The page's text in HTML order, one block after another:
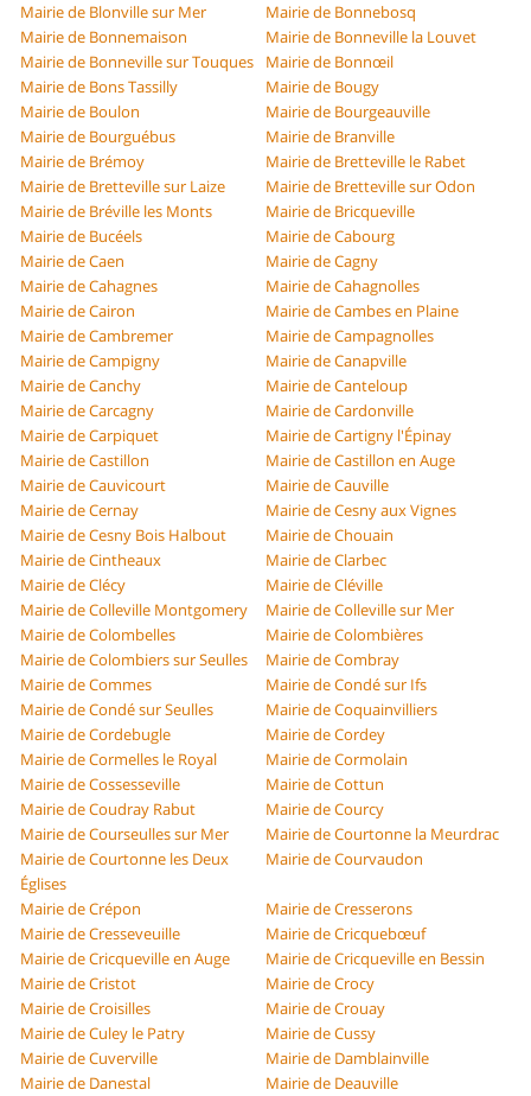
Mairie de Blonville sur Mer
Mairie de Bonnebosq
Mairie de Bonnemaison
Mairie de Bonneville la Louvet
Mairie de Bonneville sur Touques
Mairie de Bonnœil
Mairie de Bons Tassilly
Mairie de Bougy
Mairie de Boulon
Mairie de Bourgeauville
Mairie de Bourguébus
Mairie de Branville
Mairie de Brémoy
Mairie de Bretteville le Rabet
Mairie de Bretteville sur Laize
Mairie de Bretteville sur Odon
Mairie de Bréville les Monts
Mairie de Bricqueville
Mairie de Bucéels
Mairie de Cabourg
Mairie de Caen
Mairie de Cagny
Mairie de Cahagnes
Mairie de Cahagnolles
Mairie de Cairon
Mairie de Cambes en Plaine
Mairie de Cambremer
Mairie de Campagnolles
Mairie de Campigny
Mairie de Canapville
Mairie de Canchy
Mairie de Canteloup
Mairie de Carcagny
Mairie de Cardonville
Mairie de Carpiquet
Mairie de Cartigny l'Épinay
Mairie de Castillon
Mairie de Castillon en Auge
Mairie de Cauvicourt
Mairie de Cauville
Mairie de Cernay
Mairie de Cesny aux Vignes
Mairie de Cesny Bois Halbout
Mairie de Chouain
Mairie de Cintheaux
Mairie de Clarbec
Mairie de Clécy
Mairie de Cléville
Mairie de Colleville Montgomery
Mairie de Colleville sur Mer
Mairie de Colombelles
Mairie de Colombières
Mairie de Colombiers sur Seulles
Mairie de Combray
Mairie de Commes
Mairie de Condé sur Ifs
Mairie de Condé sur Seulles
Mairie de Coquainvilliers
Mairie de Cordebugle
Mairie de Cordey
Mairie de Cormelles le Royal
Mairie de Cormolain
Mairie de Cossesseville
Mairie de Cottun
Mairie de Coudray Rabut
Mairie de Courcy
Mairie de Courseulles sur Mer
Mairie de Courtonne la Meurdrac
Mairie de Courtonne les Deux
Églises
Mairie de Courvaudon
Mairie de Crépon
Mairie de Cresserons
Mairie de Cresseveuille
Mairie de Cricquebœuf
Mairie de Cricqueville en Auge
Mairie de Cricqueville en Bessin
Mairie de Cristot
Mairie de Crocy
Mairie de Croisilles
Mairie de Crouay
Mairie de Culey le Patry
Mairie de Cussy
Mairie de Cuverville
Mairie de Damblainville
Mairie de Danestal
Mairie de Deauville